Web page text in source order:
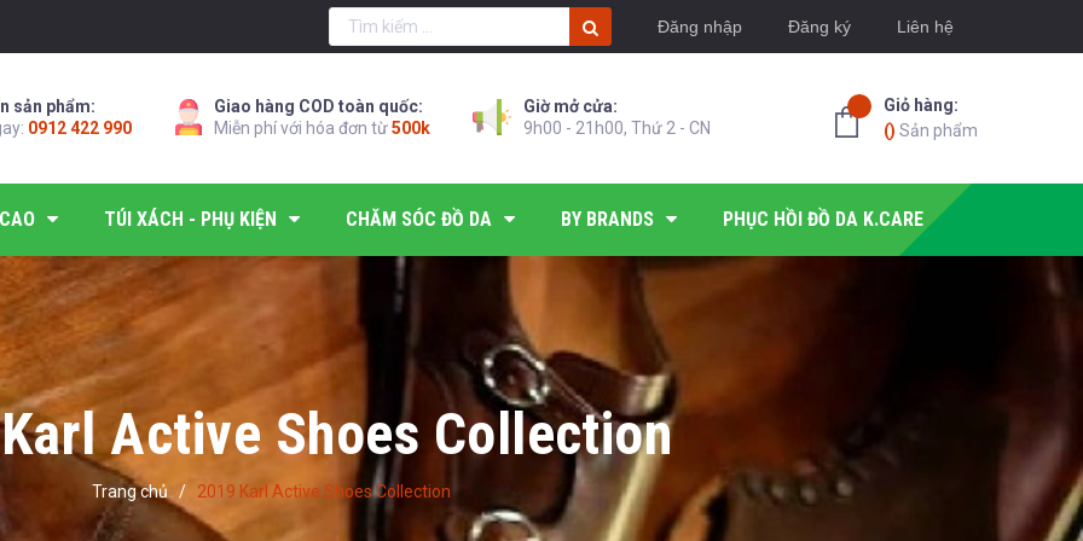
Đăng nhập Đăng ký Liên hệ
sản phẩm:
0912 422 990
Giao hàng COD toàn quốc:
Miễn phí với hóa đơn từ500k
Giờ mở cửa:
9h00 - 21h00, Thứ 2 - CN
Giỏ hàng:
() Sản phẩm
TÚI XÁCH - PHỤ KIỆN CHĂM SÓC ĐỒ DA BY BRANDS PHỤC HỒI ĐỒ DA K.CARE
Active Shoes Collection
Trang chủ / 2019 Karl Active Shoes Collection